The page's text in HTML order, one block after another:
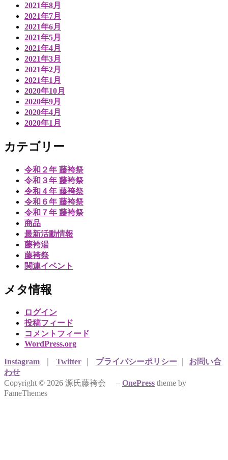
2021年8月
2021年7月
2021年6月
2021年5月
2021年4月
2021年3月
2021年2月
2021年1月
2020年10月
2020年9月
2020年4月
2020年1月
カテゴリー
令和２年 藤袴祭
令和３年 藤袴祭
令和４年 藤袴祭
令和６年 藤袴祭
令和７年 藤袴祭
商品
最新活動情報
藤袴湯
藤袴祭
関連イベント
メタ情報
ログイン
投稿フィード
コメントフィード
WordPress.org
Instagram Twitter プライバシーポリシー
お問い合
わせ
Copyright © 2026 源氏藤袴会 – OnePress theme by
FameThemes